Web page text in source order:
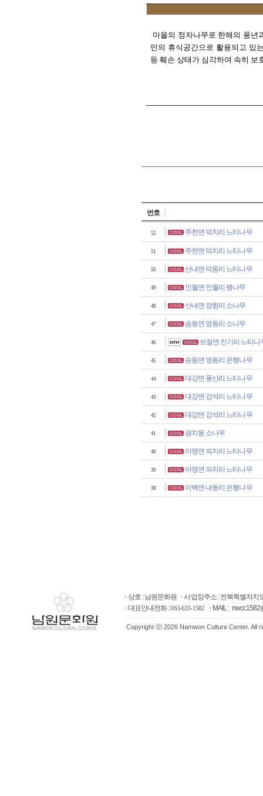
마을의 정자나무로 한해의 풍
민의 휴식공간으로 활용되고 있
등 훼손 상태가 심각하여 속히 보
번호
52 주천면 덕치리 느티나무
51 주천면 덕치리 느티나무
50 산내면 덕동리 느티나무
49 인월면 인월리 팽나무
48 산내면 장항리 소나무
47 송동면 영동리 소나무
46 보절면 진기리 느티나
45 송동면 영동리 은행나무
44 대강면 풍산리 느티나무
43 대강면 강석리 느티나무
42 대강면 강석리 느티나무
41 광치동 소나무
40 아영면 의지리 느티나무
39 아영면 의지리 느티나무
38 이백면 내동리 은행나무
상호 : 남원문화원
사업장주소 : 전북특별자
대표안내전화 :063-633-1582 MAIL :
Copyright ⓒ 2026 Namwon Culture Center. All